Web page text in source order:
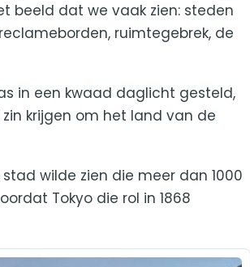
beeld dat we vaak zien: steden
ruimtegebrek, de
in een kwaad daglicht gesteld,
krijgen om het land van de
wilde zien die meer dan 1000
Tokyo die rol in 1868